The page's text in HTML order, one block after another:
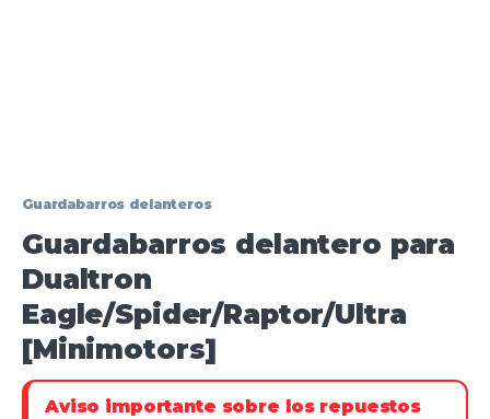
Guardabarros delanteros
Guardabarros delantero para
Dualtron
Eagle/Spider/Raptor/Ultra
[Minimotors]
Aviso importante sobre los repuestos